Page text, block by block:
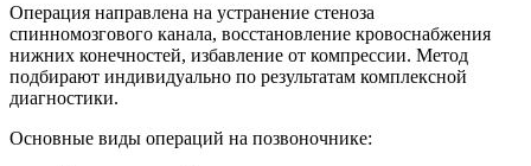
Операция направлена на устранение стеноза
спинномозгового канала, восстановление кровоснабжения
нижних конечностей, избавление от компрессии. Метод
подбирают индивидуально по результатам комплексной
диагностики.
Основные виды операций на позвоночнике: